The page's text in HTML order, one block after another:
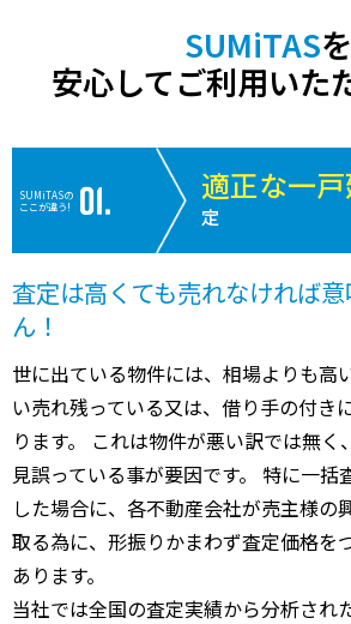
SUMiTASを
安心してご利用いた
SUMiTASの
ここが違う!
適正な一
定
査定は高くても売れなければ
ん！
世に出ている物件には、相場よりも高
い売れ残っている又は、借り手の付き
ります。 これは物件が悪い訳では無く
見誤っている事が要因です。 特に一括
した場合に、各不動産会社が売主様の
取る為に、形振りかまわず査定価格を
あります。
当社では全国の査定実績から分析され